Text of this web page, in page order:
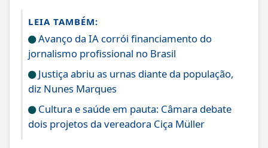
LEIA TAMBÉM:
Avanço da IA corrói financiamento do
jornalismo profissional no Brasil
Justiça abriu as urnas diante da população,
diz Nunes Marques
Cultura e saúde em pauta: Câmara debate
dois projetos da vereadora Ciça Müller